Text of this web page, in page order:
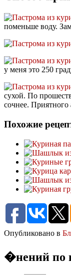
поменьше воду.
у меня это 250
сухой. По
сочнее. Приятного
Похожие
Опубликовано в
�нений по